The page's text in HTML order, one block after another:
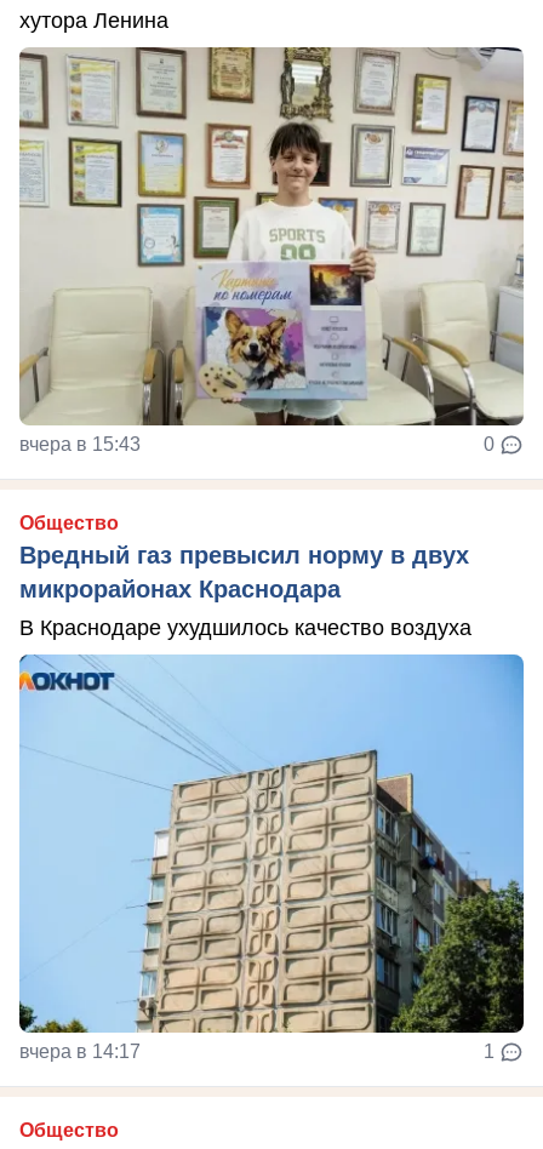
хутора Ленина
вчера в 15:43 0
Общество
Вредный газ превысил норму в двух
микрорайонах Краснодара
В Краснодаре ухудшилось качество воздуха
вчера в 14:17 1
Общество